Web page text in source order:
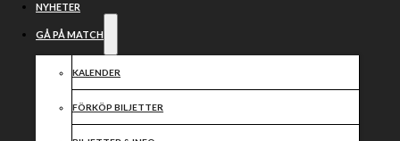
NYHETER
GÅ PÅ MATCH
KALENDER
FÖRKÖP BILJETTER
Medlemsmöte